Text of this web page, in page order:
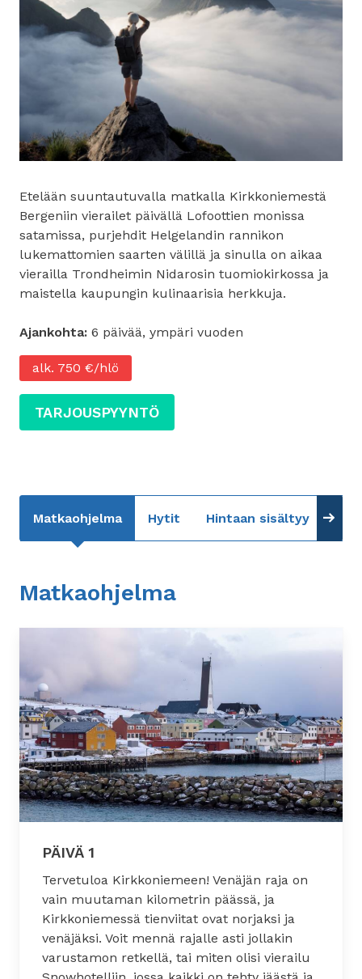
Etelään suuntautuvalla matkalla Kirkkoniemestä
Bergeniin vierailet päivällä Lofoottien monissa
satamissa, purjehdit Helgelandin rannikon
lukemattomien saarten välillä ja sinulla on aikaa
vierailla Trondheimin Nidarosin tuomiokirkossa ja
maistella kaupungin kulinaarisia herkkuja.
Ajankohta: 6 päivää, ympäri vuoden
alk. 750 €/hlö
TARJOUSPYYNTÖ
Matkaohjelma Hytit Hintaan sisältyy
Matkaohjelma
PÄIVÄ 1
Tervetuloa Kirkkoniemeen! Venäjän raja on
vain muutaman kilometrin päässä, ja
Kirkkoniemessä tienviitat ovat norjaksi ja
venäjäksi. Voit mennä rajalle asti jollakin
varustamon retkellä, tai miten olisi vierailu